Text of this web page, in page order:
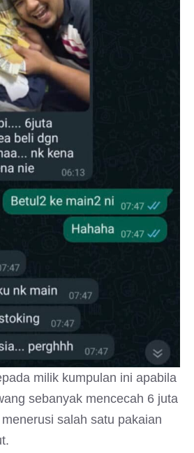
milik kumpulan ini apabila
sebanyak mencecah 6 juta
salah satu pakaian